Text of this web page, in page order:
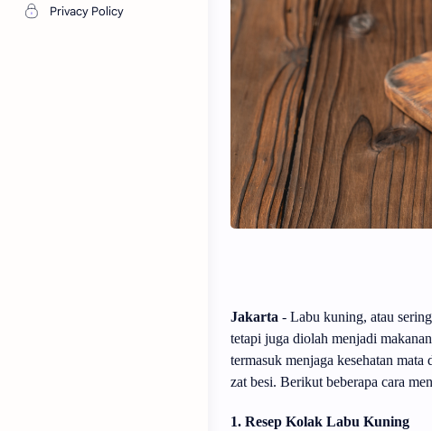
Privacy Policy
Jakarta - Labu kuning, atau
tetapi juga diolah menjadi
termasuk menjaga kesehatan
zat besi. Berikut beberapa cara
1. Resep Kolak Labu Kuning